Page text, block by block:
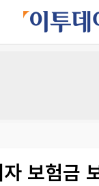
보험금